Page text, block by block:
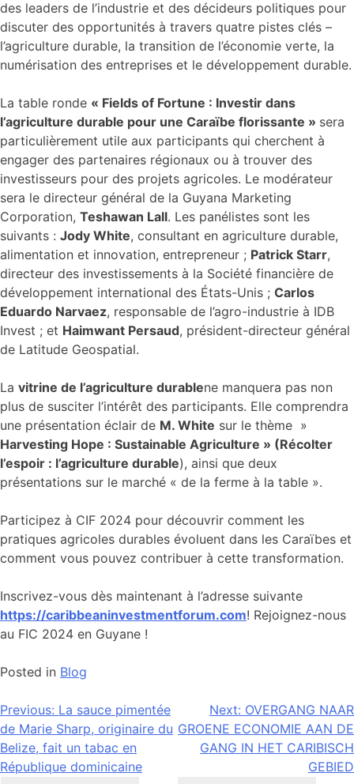
des leaders de l’industrie et des décideurs politiques pour
discuter des opportunités à travers quatre pistes clés –
l’agriculture durable, la transition de l’économie verte, la
numérisation des entreprises et le développement durable.
La table ronde « Fields of Fortune : Investir dans
l’agriculture durable pour une Caraïbe florissante » sera
particulièrement utile aux participants qui cherchent à
engager des partenaires régionaux ou à trouver des
investisseurs pour des projets agricoles. Le modérateur
sera le directeur général de la Guyana Marketing
Corporation, Teshawan Lall. Les panélistes sont les
suivants : Jody White, consultant en agriculture durable,
alimentation et innovation, entrepreneur ; Patrick Starr,
directeur des investissements à la Société financière de
développement international des États-Unis ; Carlos
Eduardo Narvaez, responsable de l’agro-industrie à IDB
Invest ; et Haimwant Persaud, président-directeur général
de Latitude Geospatial.
La vitrine de l’agriculture durablene manquera pas non
plus de susciter l’intérêt des participants. Elle comprendra
une présentation éclair de M. White sur le thème »
Harvesting Hope : Sustainable Agriculture » (Récolter
l’espoir : l’agriculture durable), ainsi que deux
présentations sur le marché « de la ferme à la table ».
Participez à CIF 2024 pour découvrir comment les
pratiques agricoles durables évoluent dans les Caraïbes et
comment vous pouvez contribuer à cette transformation.
Inscrivez-vous dès maintenant à l’adresse suivante
https://caribbeaninvestmentforum.com! Rejoignez-nous
au FIC 2024 en Guyane !
Posted in Blog
Navigation
de
l’article
Previous: La sauce pimentée
de Marie Sharp, originaire du
Belize, fait un tabac en
République dominicaine
Next: OVERGANG NAAR
GROENE ECONOMIE AAN DE
GANG IN HET CARIBISCH
GEBIED